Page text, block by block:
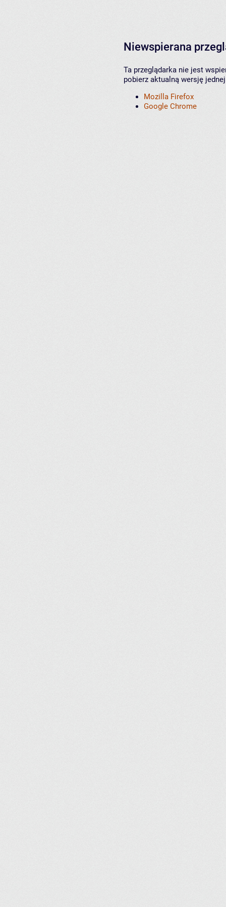
Niewspierana
Ta przeglądarka nie jest
pobierz aktualną wersję
Mozilla Firefox
Google Chrome